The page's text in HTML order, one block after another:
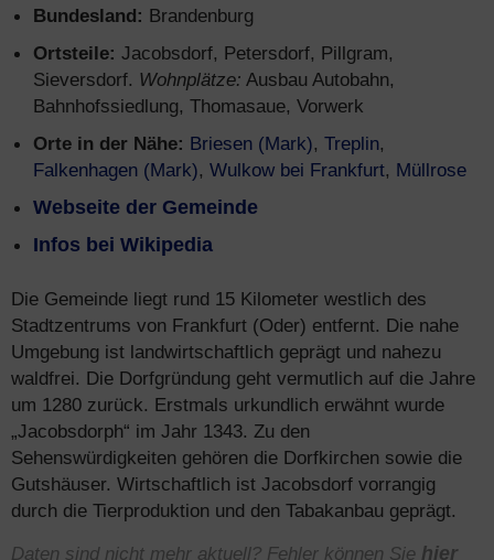
Bundesland: Brandenburg
Ortsteile: Jacobsdorf, Petersdorf, Pillgram,
Sieversdorf. Wohnplätze: Ausbau Autobahn,
Bahnhofssiedlung, Thomasaue, Vorwerk
Orte in der Nähe: Briesen (Mark), Treplin,
Falkenhagen (Mark), Wulkow bei Frankfurt, Müllrose
Webseite der Gemeinde
Infos bei Wikipedia
Die Gemeinde liegt rund 15 Kilometer westlich des
Stadtzentrums von Frankfurt (Oder) entfernt. Die nahe
Umgebung ist landwirtschaftlich geprägt und nahezu
waldfrei. Die Dorfgründung geht vermutlich auf die Jahre
um 1280 zurück. Erstmals urkundlich erwähnt wurde
„Jacobsdorph“ im Jahr 1343. Zu den
Sehenswürdigkeiten gehören die Dorfkirchen sowie die
Gutshäuser. Wirtschaftlich ist Jacobsdorf vorrangig
durch die Tierproduktion und den Tabakanbau geprägt.
Daten sind nicht mehr aktuell? Fehler können Sie hier